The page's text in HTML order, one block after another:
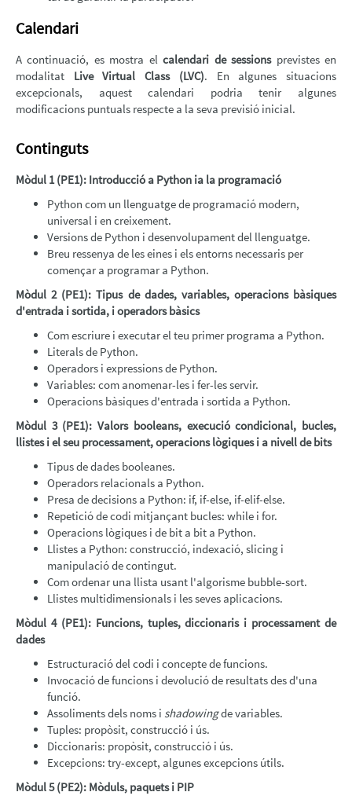
Calendari
A continuació, es mostra elcalendari de sessionsprevistes en
modalitat Live Virtual Class (LVC). En algunes situacions
excepcionals, aquest calendari podria tenir algunes
modificacions puntuals respecte a la seva previsió inicial.
Continguts
Mòdul 1 (PE1): Introducció a Python ia la programació
Python com un llenguatge de programació modern,
universal i en creixement.
Versions de Python i desenvolupament del llenguatge.
Breu ressenya de les eines i els entorns necessaris per
començar a programar a Python.
Mòdul 2 (PE1): Tipus de dades, variables, operacions bàsiques
d'entrada i sortida, i operadors bàsics
Com escriure i executar el teu primer programa a Python.
Literals de Python.
Operadors i expressions de Python.
Variables: com anomenar-les i fer-les servir.
Operacions bàsiques d'entrada i sortida a Python.
Mòdul 3 (PE1): Valors booleans, execució condicional, bucles,
llistes i el seu processament, operacions lògiques i a nivell de bits
Tipus de dades booleanes.
Operadors relacionals a Python.
Presa de decisions a Python: if, if-else, if-elif-else.
Repetició de codi mitjançant bucles: while i for.
Operacions lògiques i de bit a bit a Python.
Llistes a Python: construcció, indexació, slicing i
manipulació de contingut.
Com ordenar una llista usant l'algorisme bubble-sort.
Llistes multidimensionals i les seves aplicacions.
Mòdul 4 (PE1): Funcions, tuples, diccionaris i processament de
dades
Estructuració del codi i concepte de funcions.
Invocació de funcions i devolució de resultats des d'una
funció.
Assoliments dels noms i shadowingde variables.
Tuples: propòsit, construcció i ús.
Diccionaris: propòsit, construcció i ús.
Excepcions: try-except, algunes excepcions útils.
Mòdul 5 (PE2): Mòduls, paquets i PIP